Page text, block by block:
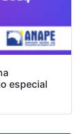
especial